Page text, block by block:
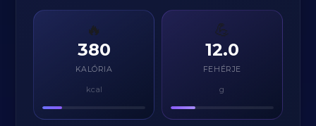
🔥
380
KALÓRIA
kcal
💪
12.0
FEHÉRJE
g